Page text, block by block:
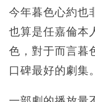
今年暮色心約也
也算是任嘉倫本
色，對于而言暮
口碑最好的劇集。